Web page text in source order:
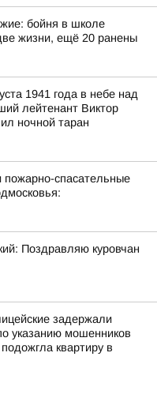
бойня в школе
жизни, ещё 20 ранены
1941 года в небе над
лейтенант Виктор
ночной таран
пожарно-спасательные
Поздравляю куровчан
задержали
указанию мошенников
квартиру в